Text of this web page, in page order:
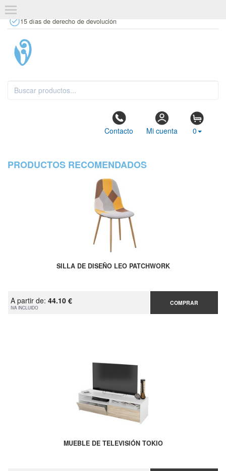
15 días de derecho de devolución
Contacto Mi cuenta 0
PRODUCTOS RECOMENDADOS
SILLA DE DISEÑO LEO PATCHWORK
A partir de: 44.10 €
IVA INCLUIDO
COMPRAR
MUEBLE DE TELEVISIÓN TOKIO